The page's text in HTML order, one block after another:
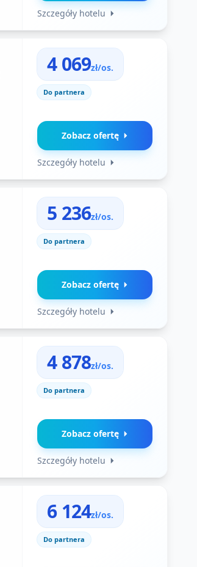
Szczegóły hotelu
4 069zł/os.
Do partnera
Zobacz ofertę
Szczegóły hotelu
5 236zł/os.
Do partnera
Zobacz ofertę
Szczegóły hotelu
4 878zł/os.
Do partnera
Zobacz ofertę
Szczegóły hotelu
6 124zł/os.
Do partnera